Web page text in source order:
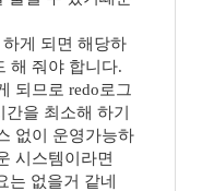
게 되면 해당하
해 줘야 합니다.
되므로 redo로그
을 최소해 하기
없이 운영가능하
시스템이라면
는 없을거 같네